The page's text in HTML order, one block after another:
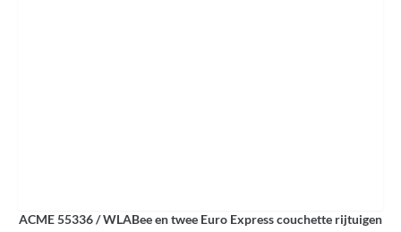
ACME 55336 / WLABee en twee Euro Express couchette rijtuigen